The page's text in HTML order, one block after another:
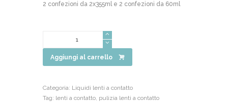
2 confezioni da 2x355ml e 2 confezioni da 60ml
Aggiungi al carrello
Categoria: Liquidi lenti a contatto
Tag: lenti a contatto, pulizia lenti a contatto